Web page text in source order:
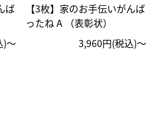
ば
)〜
【3枚】家のお手伝いがんば
ったね A （表彰状）
3,960円(税込)〜